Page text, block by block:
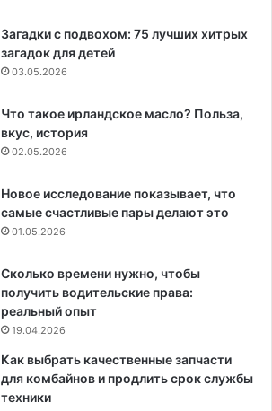
Загадки с подвохом: 75 лучших хитрых
загадок для детей
03.05.2026
Что такое ирландское масло? Польза,
вкус, история
02.05.2026
Новое исследование показывает, что
самые счастливые пары делают это
01.05.2026
Сколько времени нужно, чтобы
получить водительские права:
реальный опыт
19.04.2026
Как выбрать качественные запчасти
для комбайнов и продлить срок службы
техники